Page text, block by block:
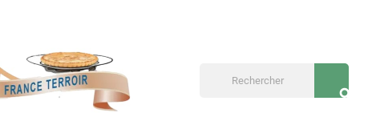
search